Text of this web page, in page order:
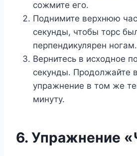
сожмите его.
Поднимите верхнюю
секунды, чтобы торс
перпендикулярен ногам.
Вернитесь в исходное
секунды. Продолжайте
упражнение в том же
минуту.
6. Упражнение